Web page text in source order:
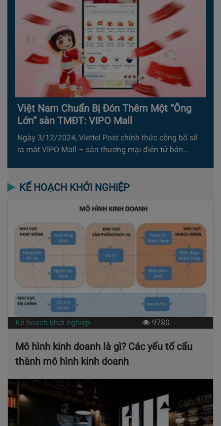
Việt Nam Chuẩn Bị Đón Thêm Một “Ông
Lớn” sàn TMĐT: VIPO Mall
Ngày 3/12/2024, Viettel Post chính thức công bố sẽ
ra mắt VIPO Mall – sàn thương mại điện tử bán…
KẾ HOẠCH KHỞI NGHIỆP
Kế hoạch khởi nghiệp 9780
Mô hình kinh doanh là gì? Các yếu tố cấu
thành mô hình kinh doanh